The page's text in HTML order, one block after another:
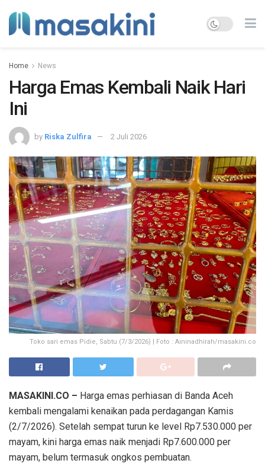
Home News
Harga Emas Kembali Naik Hari
Ini
by Riska Zulfira 2 Juli 2026
Toko sari emas Pidie, Sabtu (7/3/2026) | Foto : Aininadhirah/masakini.co
MASAKINI.CO – Harga emas perhiasan di Banda Aceh
kembali mengalami kenaikan pada perdagangan Kamis
(2/7/2026). Setelah sempat turun ke level Rp7.530.000 per
mayam, kini harga emas naik menjadi Rp7.600.000 per
mayam, belum termasuk ongkos pembuatan.